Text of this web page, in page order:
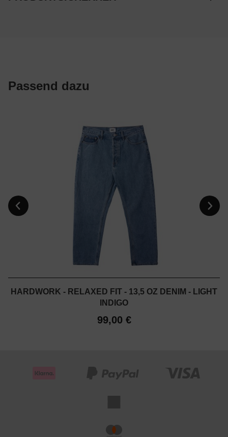
Passend dazu
HARDWORK - RELAXED FIT - 13,5 OZ DENIM - LIGHT
INDIGO
99,00 €